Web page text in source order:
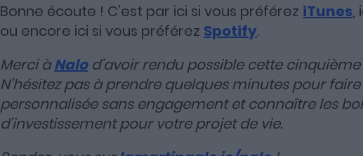
Bonne écoute ! C’est par ici si vous préférez iTunes,
ou encore ici si vous préférez Spotify.
Merci àNalod’avoir rendu possible cette
N’hésitez pas à prendre quelques minutes pour
personnalisée sans engagement et connaître les
d’investissement pour votre projet de vie.